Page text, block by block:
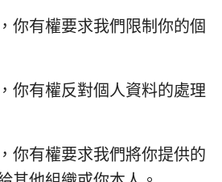
你有權要求我們限制你的個
你有權反對個人資料的處理
你有權要求我們將你提供的